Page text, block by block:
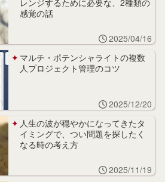
レンジするために必要な、2種類の
感覚の話
2025/04/16
マルチ・ポテンシャライトの複数
人プロジェクト管理のコツ
2025/12/20
人生の波が穏やかになってきたタ
イミングで、つい問題を探したく
なる時の考え方
2025/11/19